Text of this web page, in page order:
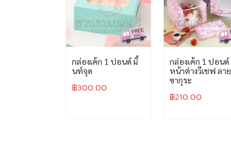
กล่องเค้ก 1 ปอนด์ มิ้
นท์จุด
฿300.00
กล่องเค้ก 1 ปอนด์
หน้าต่างวีเชฟ ลาย
ซากุระ
฿210.00